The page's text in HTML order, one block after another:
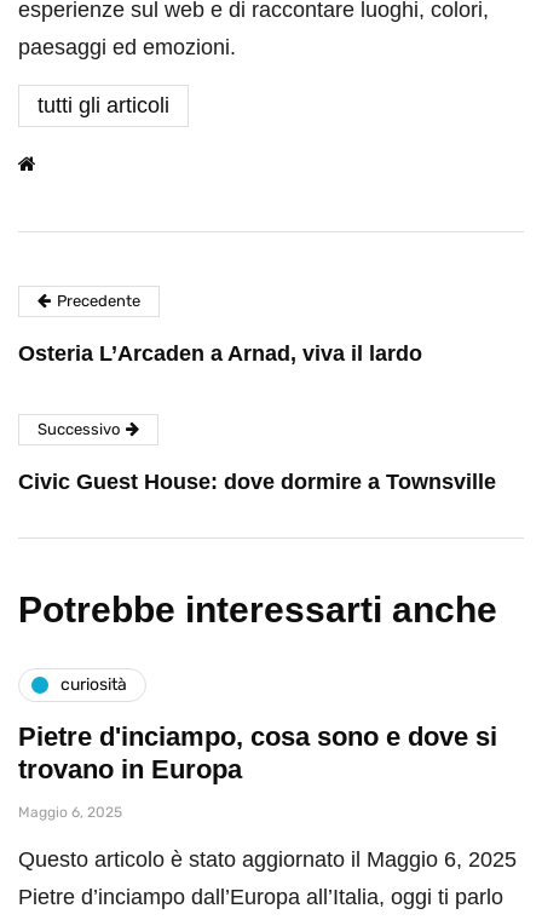
esperienze sul web e di raccontare luoghi, colori,
paesaggi ed emozioni.
tutti gli articoli
Precedente
Osteria L’Arcaden a Arnad, viva il lardo
Successivo
Civic Guest House: dove dormire a Townsville
Potrebbe interessarti anche
curiosità
Pietre d'inciampo, cosa sono e dove si
trovano in Europa
Maggio 6, 2025
Questo articolo è stato aggiornato il Maggio 6, 2025
Pietre d’inciampo dall’Europa all’Italia, oggi ti parlo